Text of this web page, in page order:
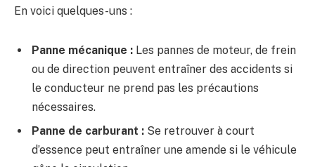
En voici quelques-uns :
Panne mécanique : Les pannes de moteur, de frein
ou de direction peuvent entraîner des accidents si
le conducteur ne prend pas les précautions
nécessaires.
Panne de carburant : Se retrouver à court
d’essence peut entraîner une amende si le véhicule